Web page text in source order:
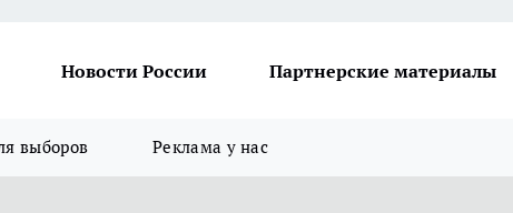
Новости России Партнерские материалы
выборов Реклама у нас